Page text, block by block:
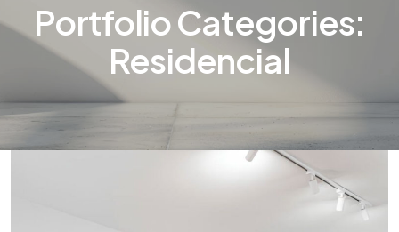
Portfolio Categories:
Residencial